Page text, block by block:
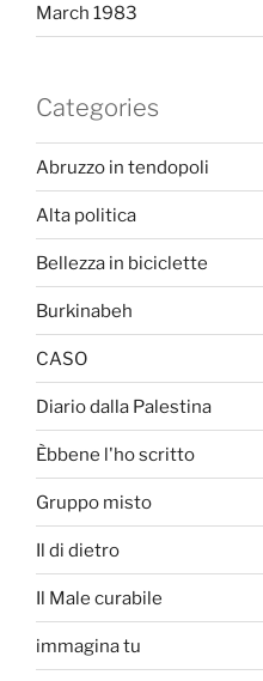
March 1983
Categories
Abruzzo in tendopoli
Alta politica
Bellezza in biciclette
Burkinabeh
CASO
Diario dalla Palestina
Èbbene l'ho scritto
Gruppo misto
Il di dietro
Il Male curabile
immagina tu